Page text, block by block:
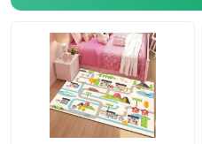
মোটরসাইকেল ফ্লোর ম্যাট
টয়লেট সিট কুশন